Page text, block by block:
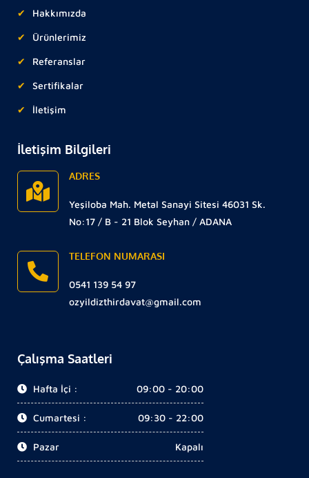
Hakkımızda
Ürünlerimiz
Referanslar
Sertifikalar
İletişim
İletişim Bilgileri
ADRES
Yeşiloba Mah. Metal Sanayi Sitesi 46031 Sk.
No:17 / B - 21 Blok Seyhan / ADANA
TELEFON NUMARASI
0541 139 54 97
ozyildizthirdavat@gmail.com
Çalışma Saatleri
Hafta İçi : 09:00 - 20:00
Cumartesi : 09:30 - 22:00
Pazar Kapalı